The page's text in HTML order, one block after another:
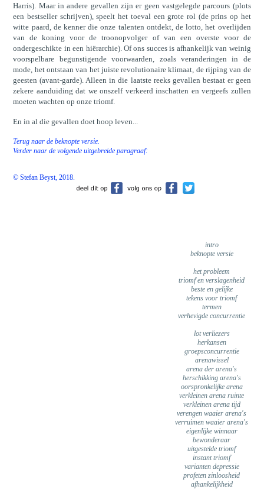
Harris). Maar in andere gevallen zijn er geen vastgelegde parcours (plots
een bestseller schrijven), speelt het toeval een grote rol (de prins op het
witte paard, de kenner die onze talenten ontdekt, de lotto, het overlijden
van de koning voor de troonopvolger of van een overste voor de
ondergeschikte in een hiërarchie). Of ons succes is afhankelijk van weinig
voorspelbare begunstigende voorwaarden, zoals veranderingen in de
mode, het ontstaan van het juiste revolutionaire klimaat, de rijping van de
geesten (avant-garde). Alleen in die laatste reeks gevallen bestaat er geen
zekere aanduiding dat we onszelf verkeerd inschatten en vergeefs zullen
moeten wachten op onze triomf.
En in al die gevallen doet hoop leven...
Terug naar de beknopte versie.
Verder naar de volgende uitgebreide paragraaf:
© Stefan Beyst, 2018.
intro
beknopte versie
het probleem
triomf en verslagenheid
beste en gelijke
tekens voor triomf
termen
verhevigde concurrentie
lot verliezers
herkansen
groepsconcurrentie
arenawissel
arena der arena's
herschikking arena's
oorspronkelijke arena
verkleinen arena ruinte
verkleinen arena tijd
verengen waaier arena's
verruimen waaier arena's
eigenlijke winnaar
bewonderaar
uitgestelde triomf
instant triomf
varianten depressie
profeten zinloosheid
afhankelijkheid